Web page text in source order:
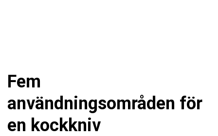
Fem
användningsområden för
en kockkniv